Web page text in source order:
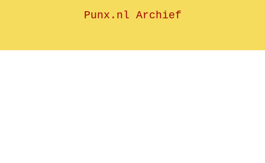
Punx.nl Archief